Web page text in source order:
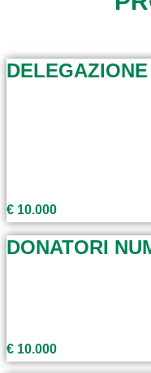
€ 10.000
DONATORI
€ 10.000